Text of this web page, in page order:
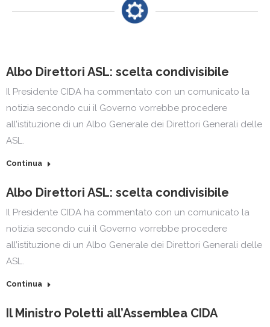
Albo Direttori ASL: scelta condivisibile
Il Presidente CIDA ha commentato con un comunicato la
notizia secondo cui il Governo vorrebbe procedere
all’istituzione di un Albo Generale dei Direttori Generali delle
ASL.
Continua
Albo Direttori ASL: scelta condivisibile
Il Presidente CIDA ha commentato con un comunicato la
notizia secondo cui il Governo vorrebbe procedere
all’istituzione di un Albo Generale dei Direttori Generali delle
ASL.
Continua
Il Ministro Poletti all’Assemblea CIDA